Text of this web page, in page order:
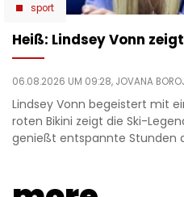
sport
Heiß: Lindsey Vonn
06.08.2026 UM 09:28, JOVANA
Lindsey Vonn begeistert mit
roten Bikini zeigt die Ski-
genießt entspannte Stunden